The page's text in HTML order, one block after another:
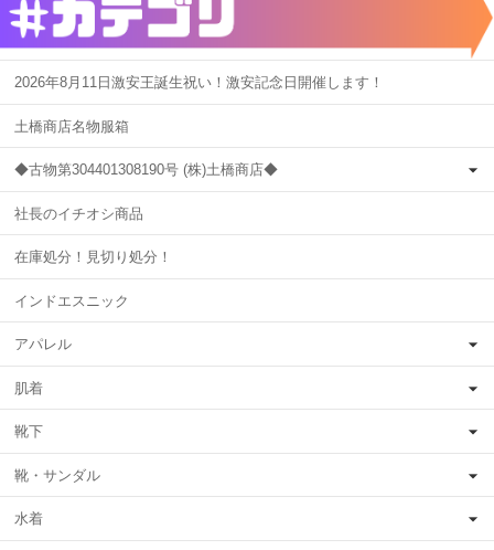
2026年8月11日激安王誕生祝い！激安記念日開催します！
土橋商店名物服箱
◆古物第304401308190号 (株)土橋商店◆
社長のイチオシ商品
在庫処分！見切り処分！
インドエスニック
アパレル
肌着
靴下
靴・サンダル
水着